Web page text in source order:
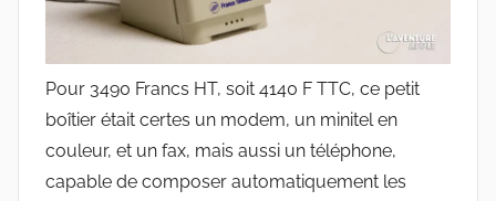
Pour 3490 Francs HT, soit 4140 F TTC, ce petit
boîtier était certes un modem, un minitel en
couleur, et un fax, mais aussi un téléphone,
capable de composer automatiquement les